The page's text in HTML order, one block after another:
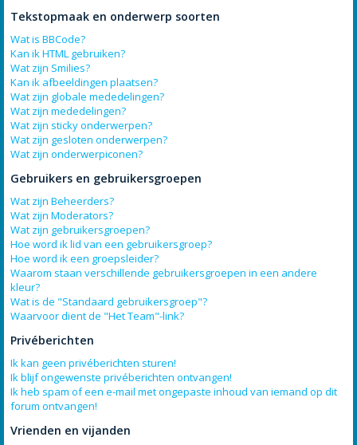
Tekstopmaak en onderwerp soorten
Wat is BBCode?
Kan ik HTML gebruiken?
Wat zijn Smilies?
Kan ik afbeeldingen plaatsen?
Wat zijn globale mededelingen?
Wat zijn mededelingen?
Wat zijn sticky onderwerpen?
Wat zijn gesloten onderwerpen?
Wat zijn onderwerpiconen?
Gebruikers en gebruikersgroepen
Wat zijn Beheerders?
Wat zijn Moderators?
Wat zijn gebruikersgroepen?
Hoe word ik lid van een gebruikersgroep?
Hoe word ik een groepsleider?
Waarom staan verschillende gebruikersgroepen in een andere
kleur?
Wat is de "Standaard gebruikersgroep"?
Waarvoor dient de "Het Team"-link?
Privéberichten
Ik kan geen privéberichten sturen!
Ik blijf ongewenste privéberichten ontvangen!
Ik heb spam of een e-mail met ongepaste inhoud van iemand op dit
forum ontvangen!
Vrienden en vijanden